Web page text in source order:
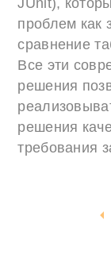
JUnit),
проблем как
сравнение
Все эти
решения
решения
требования